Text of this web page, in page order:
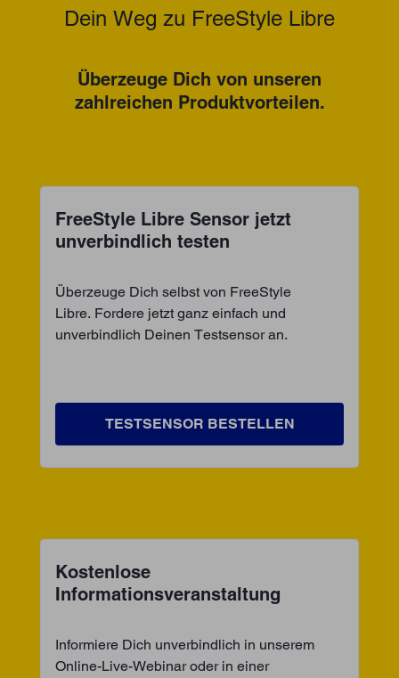
Dein Weg zu FreeStyle Libre
Überzeuge Dich von unseren
zahlreichen Produktvorteilen.
FreeStyle Libre Sensor jetzt
unverbindlich testen
Überzeuge Dich selbst von FreeStyle
Libre. Fordere jetzt ganz einfach und
unverbindlich Deinen Testsensor an.
TESTSENSOR BESTELLEN
Kostenlose
Informationsveranstaltung
Informiere Dich unverbindlich in unserem
Online-Live-Webinar oder in einer